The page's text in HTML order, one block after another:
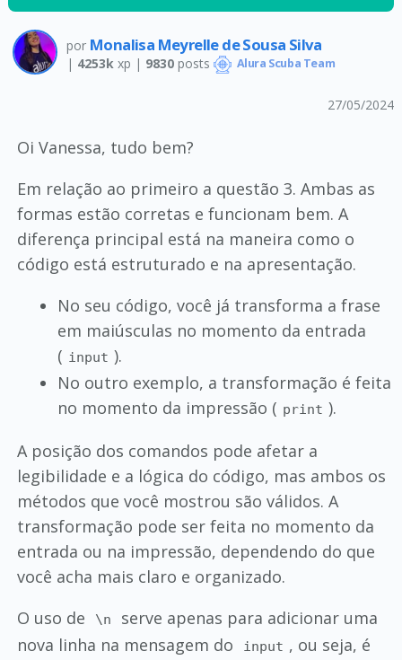
por Monalisa Meyrelle de Sousa Silva
| 4253k xp | 9830posts Alura Scuba Team
27/05/2024
Oi Vanessa, tudo bem?
Em relação ao primeiro a questão 3. Ambas as
formas estão corretas e funcionam bem. A
diferença principal está na maneira como o
código está estruturado e na apresentação.
No seu código, você já transforma a frase
em maiúsculas no momento da entrada
( input ).
No outro exemplo, a transformação é feita
no momento da impressão ( print ).
A posição dos comandos pode afetar a
legibilidade e a lógica do código, mas ambos os
métodos que você mostrou são válidos. A
transformação pode ser feita no momento da
entrada ou na impressão, dependendo do que
você acha mais claro e organizado.
O uso de
\n
serve apenas para adicionar uma
nova linha na mensagem do
input , ou seja, é